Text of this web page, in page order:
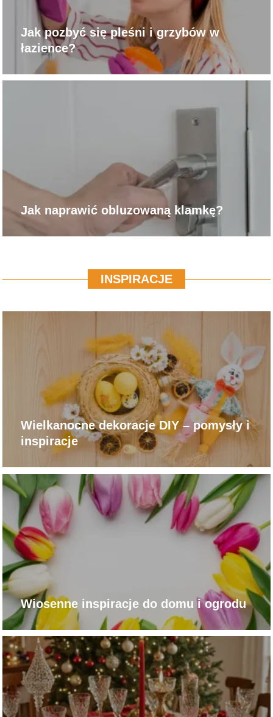
Jak pozbyć się pleśni i grzybów w
łazience?
Jak naprawić obluzowaną klamkę?
INSPIRACJE
Wielkanocne dekoracje DIY – pomysły i
inspiracje
Wiosenne inspiracje do domu i ogrodu